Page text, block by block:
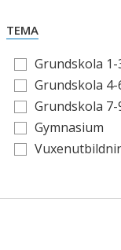
TEMA
Grundskola 1-
Grundskola 4-
Grundskola 7-
Gymnasium